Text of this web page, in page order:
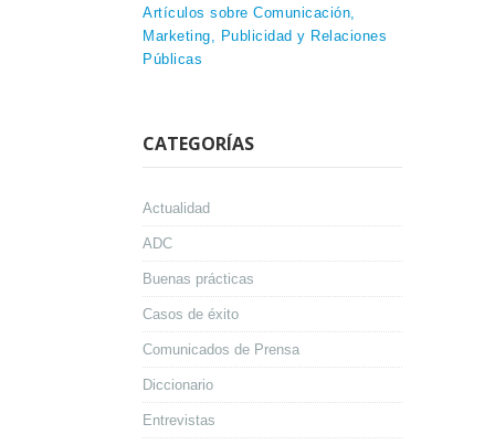
Artículos sobre Comunicación,
Marketing, Publicidad y Relaciones
Públicas
CATEGORÍAS
Actualidad
ADC
Buenas prácticas
Casos de éxito
Comunicados de Prensa
Diccionario
Entrevistas